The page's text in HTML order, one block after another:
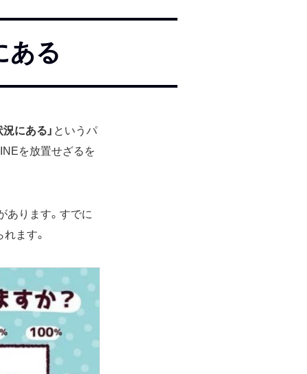
ある
にある」 というパ
を放置せざるを
あります。すでに
ます。